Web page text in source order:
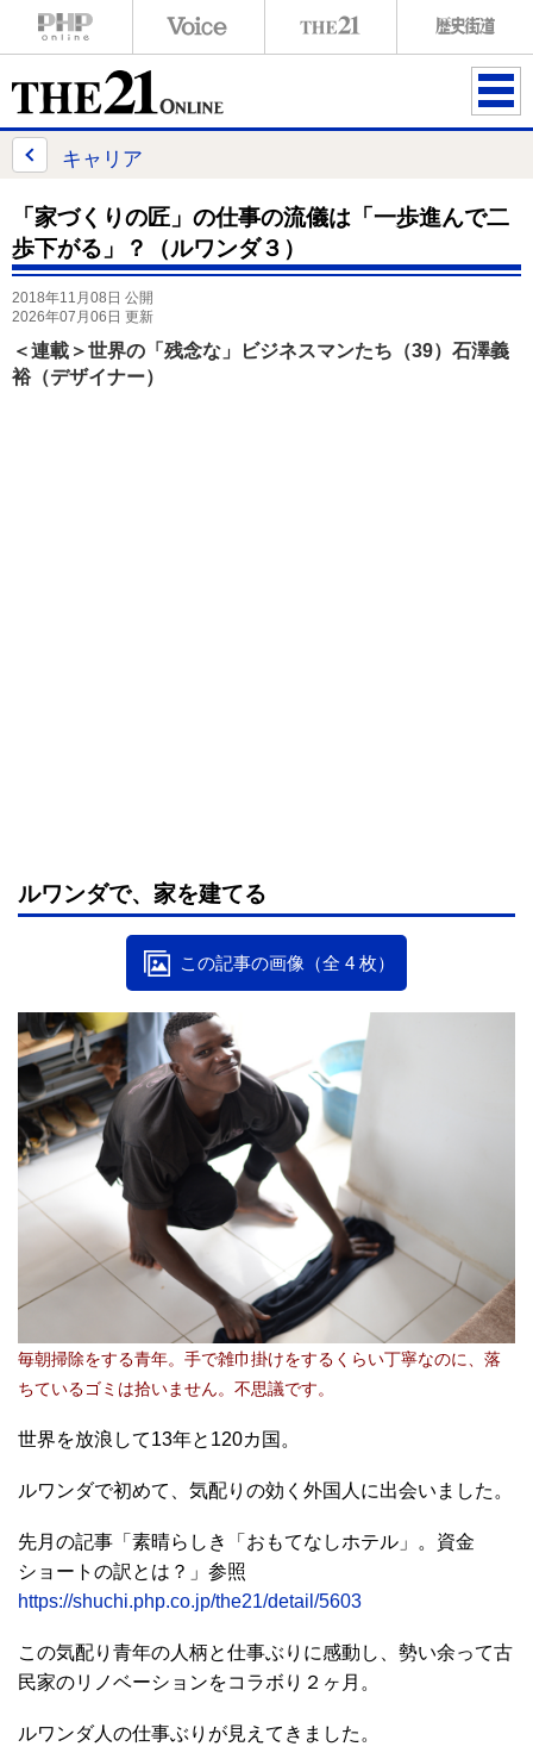
ME
キャリア
「家づくりの匠」の仕事の流儀は「一歩進んで二
歩下がる」？（ルワンダ３）
2018年11月08日 公開
2026年07月06日 更新
＜連載＞世界の「残念な」ビジネスマンたち（39）石澤義
裕（デザイナー）
ルワンダで、家を建てる
この記事の画像（全 4 枚）
毎朝掃除をする青年。手で雑巾掛けをするくらい丁寧なのに、落
ちているゴミは拾いません。不思議です。
世界を放浪して13年と120カ国。
ルワンダで初めて、気配りの効く外国人に出会いました。
先月の記事「素晴らしき「おもてなしホテル」。資金
ショートの訳とは？」参照
https://shuchi.php.co.jp/the21/detail/5603
この気配り青年の人柄と仕事ぶりに感動し、勢い余って古
民家のリノベーションをコラボり２ヶ月。
ルワンダ人の仕事ぶりが見えてきました。